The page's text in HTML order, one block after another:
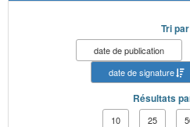
Tri par
date de publication
date de signature
Résultats
10 25